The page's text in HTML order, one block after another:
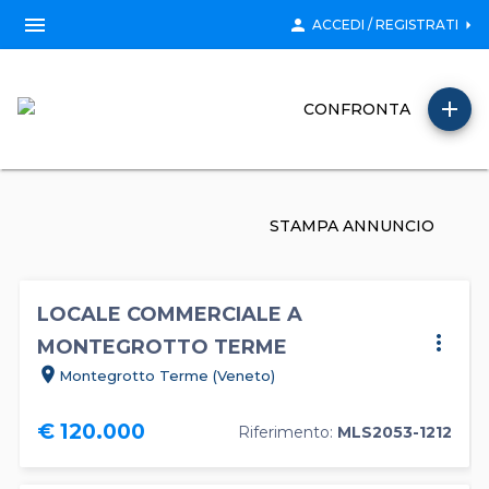
menu person ACCEDI / REGISTRATI arrow_right
CONFRONTA add
STAMPA ANNUNCIO
LOCALE COMMERCIALE A
MONTEGROTTO TERME
location_on Montegrotto Terme (Veneto)
€ 120.000 Riferimento: MLS2053-1212
more_vert